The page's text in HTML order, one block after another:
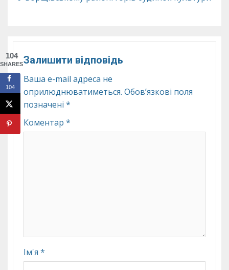
Залишити відповідь
Ваша e-mail адреса не
оприлюднюватиметься. Обов’язкові поля
позначені *
Коментар *
Ім'я *
104
SHARES
104